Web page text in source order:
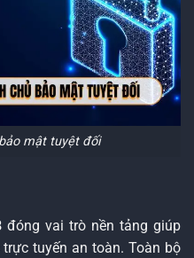
mật tuyệt đối
đóng vai trò nền tảng giúp
tuyến an toàn. Toàn bộ